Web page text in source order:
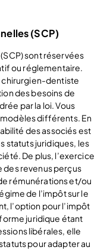
(SCP)
(SCP) sont réservées
ou réglementaire.
chirurgien-dentiste
des besoins de
par la loi. Vous
modèles différents. En
des associés est
statuts juridiques, les
De plus, l’exercice
des revenus perçus
rémunérations et/ou
de l’impôt sur le
l’option pour l’impôt
juridique étant
libérales, elle
pour adapter au